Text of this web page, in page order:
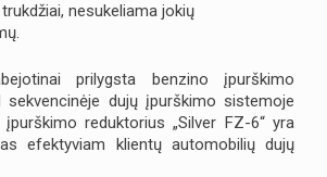
nesukeliama jokių
prilygsta benzino įpurškimo
dujų įpurškimo sistemoje
reduktorius „Silver FZ-6“ yra
efektyviam klientų automobilių dujų